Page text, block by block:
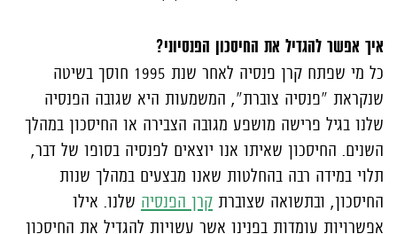
איך אפשר להגדיל את החיסכון הפנסיוני?
כל מי שפתח קרן פנסיה לאחר שנת 1995 חוסך בשיטה
שנקראת "פנסיה צוברת", המשמעות היא שגובה הפנסיה
שלנו בגיל פרישה מושפע מגובה הצבירה או החיסכון במהלך
השנים. החיסכון שאיתו אנו יוצאים לפנסיה בסופו של דבר,
תלוי במידה רבה בהחלטות שאנו מבצעים במהלך שנות
החיסכון, ובתשואה שצוברת קרן הפנסיה שלנו. אילו
אפשרויות עומדות בפנינו אשר עשויות להגדיל את החיסכון